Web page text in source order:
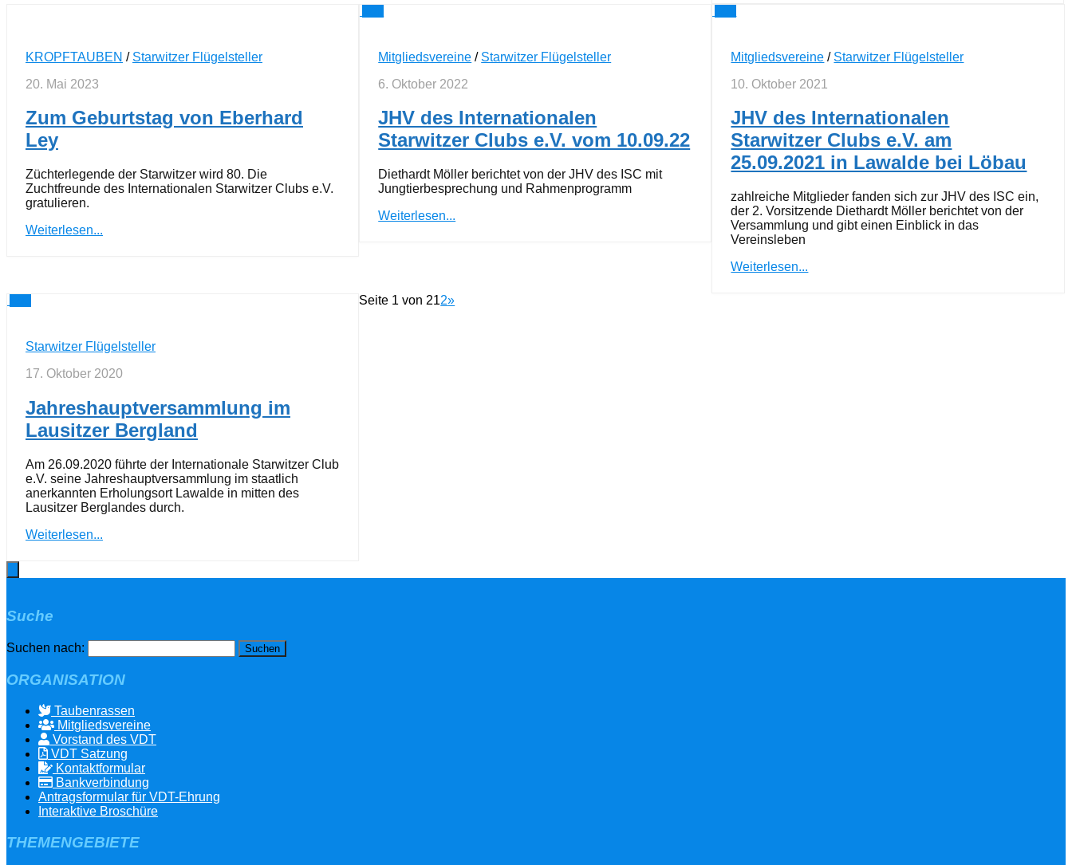
KROPFTAUBEN / Starwitzer Flügelsteller
20. Mai 2023
Zum Geburtstag von Eberhard
Ley
Züchterlegende der Starwitzer wird 80. Die
Zuchtfreunde des Internationalen Starwitzer Clubs e.V.
gratulieren.
Weiterlesen...
Mitgliedsvereine / Starwitzer Flügelsteller
6. Oktober 2022
JHV des Internationalen
Starwitzer Clubs e.V. vom 10.09.22
Diethardt Möller berichtet von der JHV des ISC mit
Jungtierbesprechung und Rahmenprogramm
Weiterlesen...
Mitgliedsvereine / Starwitzer Flügelsteller
10. Oktober 2021
JHV des Internationalen
Starwitzer Clubs e.V. am
25.09.2021 in Lawalde bei Löbau
zahlreiche Mitglieder fanden sich zur JHV des ISC ein,
der 2. Vorsitzende Diethardt Möller berichtet von der
Versammlung und gibt einen Einblick in das
Vereinsleben
Weiterlesen...
Starwitzer Flügelsteller
17. Oktober 2020
Jahreshauptversammlung im
Lausitzer Bergland
Am 26.09.2020 führte der Internationale Starwitzer Club
e.V. seine Jahreshauptversammlung im staatlich
anerkannten Erholungsort Lawalde in mitten des
Lausitzer Berglandes durch.
Weiterlesen...
Seite 1 von 212»
Suche
Suchen nach:
ORGANISATION
Taubenrassen
Mitgliedsvereine
Vorstand des VDT
VDT Satzung
Kontaktformular
Bankverbindung
Antragsformular für VDT-Ehrung
Interaktive Broschüre
THEMENGEBIETE